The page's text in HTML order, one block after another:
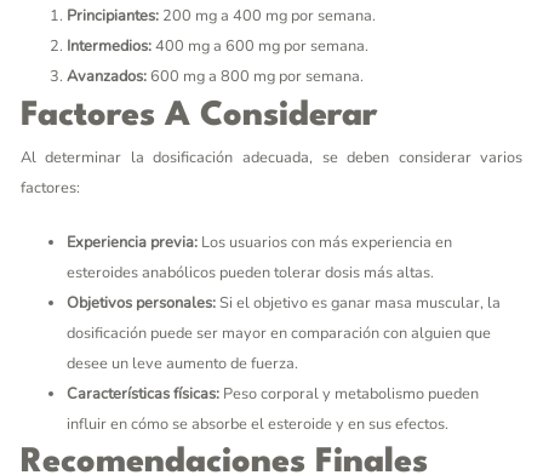
Principiantes: 200 mg a 400 mg por semana.
Intermedios:400 mg a 600 mg por semana.
Avanzados:600 mg a 800 mg por semana.
Factores A Considerar
Al determinar la dosificación adecuada, se deben considerar varios
factores:
Experiencia previa: Los usuarios con más experiencia en
esteroides anabólicos pueden tolerar dosis más altas.
Objetivos personales:Si el objetivo es ganar masa muscular, la
dosificación puede ser mayor en comparación con alguien que
desee un leve aumento de fuerza.
Características físicas: Peso corporal y metabolismo pueden
influir en cómo se absorbe el esteroide y en sus efectos.
Recomendaciones Finales